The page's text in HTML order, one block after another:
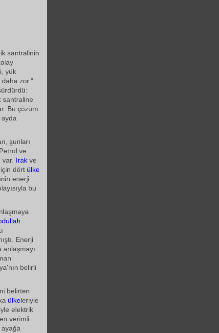
santralinin
yük
daha zor."
santraline
Bu çözüm
şunları
ve
Irak ve
dört ülke
enerji
bu
Enerji
anlaşmayı
belirli
belirten
ülkeleriyle
elektrik
verimli
ayağa